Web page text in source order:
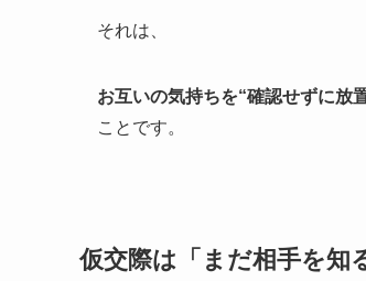
それは、
お互いの気持ちを“確認せずに放
ことです。
仮交際は「まだ相手を知